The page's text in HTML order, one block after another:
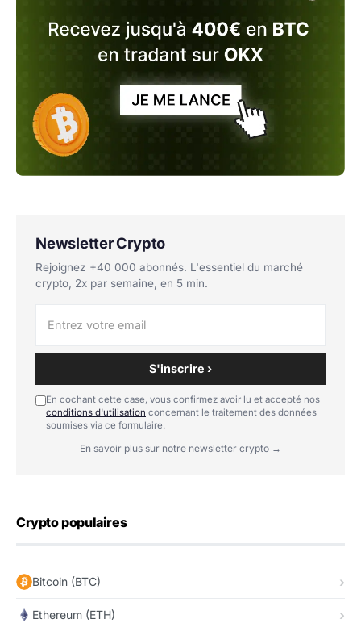
Newsletter Crypto
Rejoignez +40 000 abonnés. L'essentiel du marché
crypto, 2x par semaine, en 5 min.
S'inscrire ›
En cochant cette case, vous confirmez avoir lu et accepté nos
conditions d'utilisation concernant le traitement des données
soumises via ce formulaire.
En savoir plus sur notre newsletter crypto →
Crypto populaires
Bitcoin (BTC)
Ethereum (ETH)